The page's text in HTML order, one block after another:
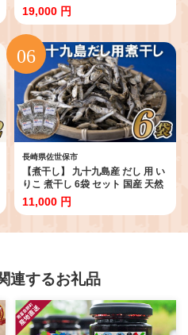
個セット【豊味館】驚きの肉量 感
動のやわらかさ スパイス 付き
Gorotto 贅沢 ディナー かんたん
おかず レトルト 牛肉 ビーフ ギフ
ト 贈答 ご当地 長崎県 佐世保市
19,000 円
長崎県佐世保市
【煮干し】 九十九島産 だし 用 い
りこ 煮干し 6袋 セット 国産 天然
イワシ いりこ 鰯 煮干 出汁 味噌汁
みそ汁 鍋 なべ おつまみ 産地直
11,000 円
連するお礼品